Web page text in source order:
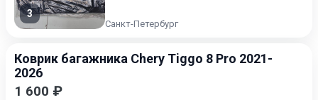
3
Санкт-Петербург
Коврик багажника Chery Tiggo 8 Pro 2021-
2026
1 600 ₽